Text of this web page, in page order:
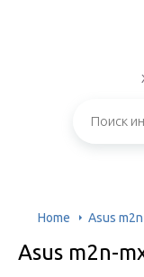
Home Asus
Asus m2n-